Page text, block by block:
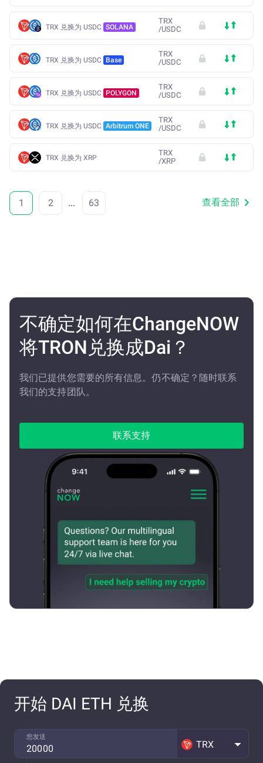
TRX 兑换为 USDC SOLANA
TRX
/USDC
TRX 兑换为 USDC Base
TRX
/USDC
TRX 兑换为 USDC POLYGON
TRX
/USDC
TRX 兑换为 USDC Arbitrum ONE
TRX
/USDC
TRX 兑换为 XRP
TRX
/XRP
1 2 ... 63 查看全部
不确定如何在ChangeNOW
将TRON兑换成Dai？
我们已提供您需要的所有信息。仍不确定？随时联系
我们的支持团队。
联系支持
开始 DAI ETH 兑换
您发送
TRX